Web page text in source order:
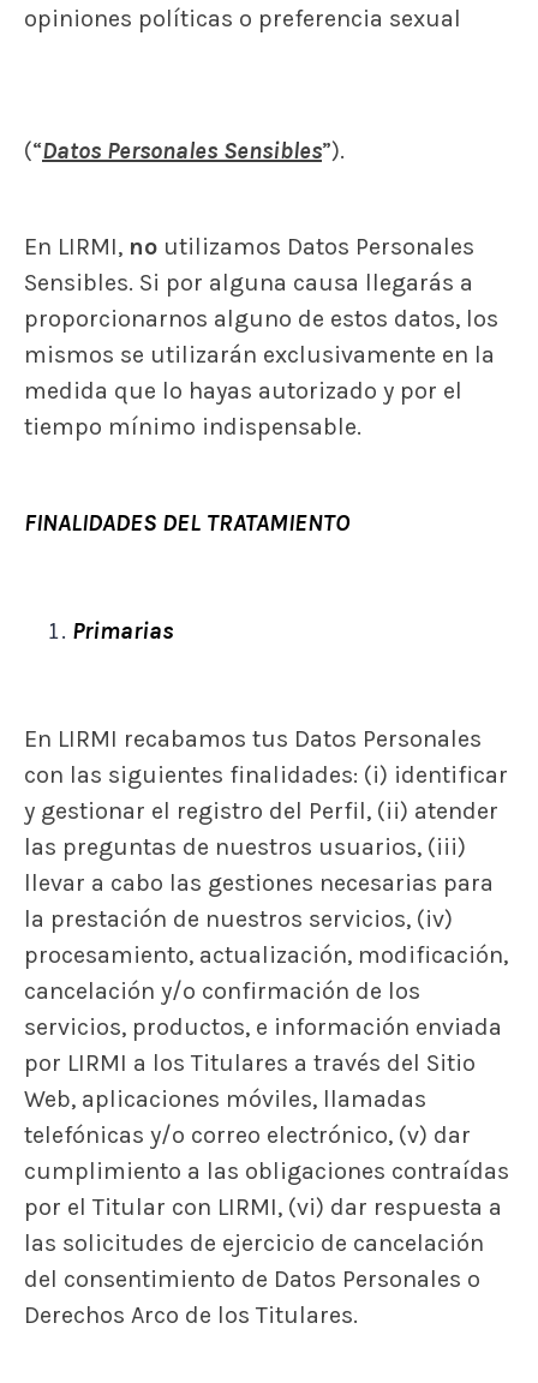
opiniones políticas o preferencia sexual
(“Datos Personales Sensibles”).
En LIRMI, no utilizamos Datos Personales
Sensibles. Si por alguna causa llegarás a
proporcionarnos alguno de estos datos, los
mismos se utilizarán exclusivamente en la
medida que lo hayas autorizado y por el
tiempo mínimo indispensable.
FINALIDADES DEL TRATAMIENTO
Primarias
En LIRMI recabamos tus Datos Personales
con las siguientes finalidades: (i) identificar
y gestionar el registro del Perfil, (ii) atender
las preguntas de nuestros usuarios, (iii)
llevar a cabo las gestiones necesarias para
la prestación de nuestros servicios, (iv)
procesamiento, actualización, modificación,
cancelación y/o confirmación de los
servicios, productos, e información enviada
por LIRMI a los Titulares a través del Sitio
Web, aplicaciones móviles, llamadas
telefónicas y/o correo electrónico, (v) dar
cumplimiento a las obligaciones contraídas
por el Titular con LIRMI, (vi) dar respuesta a
las solicitudes de ejercicio de cancelación
del consentimiento de Datos Personales o
Derechos Arco de los Titulares.